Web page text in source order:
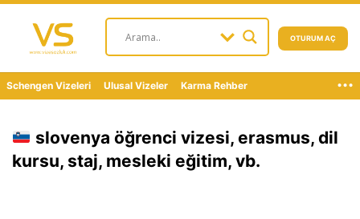
OTURUM AÇ
Schengen Vizeleri Ulusal Vizeler Karma Rehber ...
slovenya öğrenci vizesi, erasmus, dil
kursu, staj, mesleki eğitim, vb.